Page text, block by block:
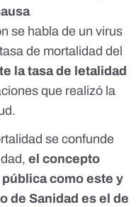
se habla de un virus
de mortalidad del
la tasa de letalidad
que realizó la
se confunde
el concepto
como este y
de Sanidad es el de